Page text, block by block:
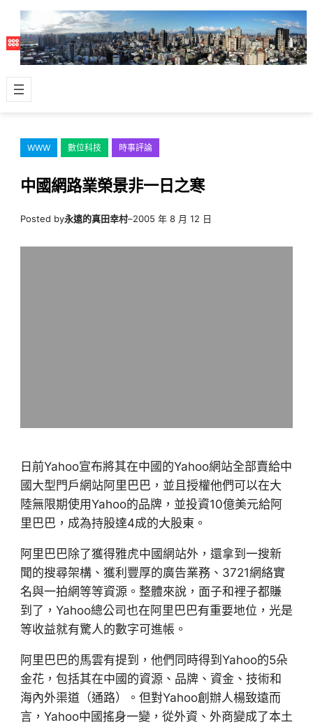
主
容
WWW 數位科技 時事評論
中國網路業榮景非一日之寒
Posted by永遠的真田幸村–2005 年 8 月 12 日
日前Yahoo宣布將其在中國的Yahoo網站全部賣給中
國大型門戶網站阿里巴巴，並且授權他們可以在大
陸無限期使用Yahoo的品牌，並投資10億美元給阿
里巴巴，成為持股達4成的大股東。
阿里巴巴除了獲得雅虎中國網站外，還拿到一搜新
聞的搜尋架構、獲利豐厚的廣告業務、3721網絡實
名與一拍網等等資源。整體來說，面子和裡子都賺
到了，Yahoo總公司也在阿里巴巴有重要地位，光是
等收益就有驚人的數字可進帳。
阿里巴巴的馬雲有提到，他們同時得到Yahoo的5朵
金花，包括其在中國的資源、品牌、資金、技術和
海內外渠道（通路）。但對Yahoo創辦人楊致遠而
言，Yahoo中國搖身一變，從外資、外商變成了本土